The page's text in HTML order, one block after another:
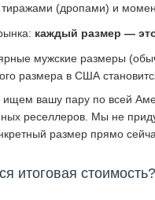
(дропами) и
каждый размер —
мужские размеры
размера в США
вашу пару по всей
реселлеров. Мы не
размер прямо
итоговая стоимость?